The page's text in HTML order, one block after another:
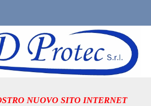
NUOVO SITO INTERNET